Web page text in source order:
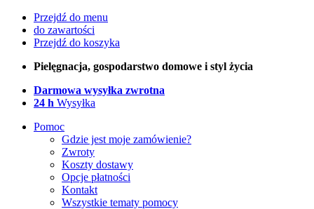
Przejdź do menu
do zawartości
Przejdź do koszyka
Pielęgnacja, gospodarstwo domowe i styl życia
Darmowa wysyłka zwrotna
24 h Wysyłka
Pomoc
Gdzie jest moje zamówienie?
Zwroty
Koszty dostawy
Opcje płatności
Kontakt
Wszystkie tematy pomocy